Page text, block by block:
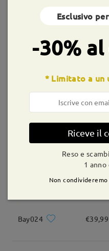
Spedito
shipping time
9-21 giorni lavorativi
Consegnato
Montature simili
Bay024 €39,99
Esclusivo
-30%
* Limitato a un
Riceve il
Reso e
1 anno
Non